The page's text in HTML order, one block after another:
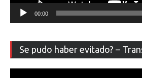
00:00
Se pudo haber evitado? –